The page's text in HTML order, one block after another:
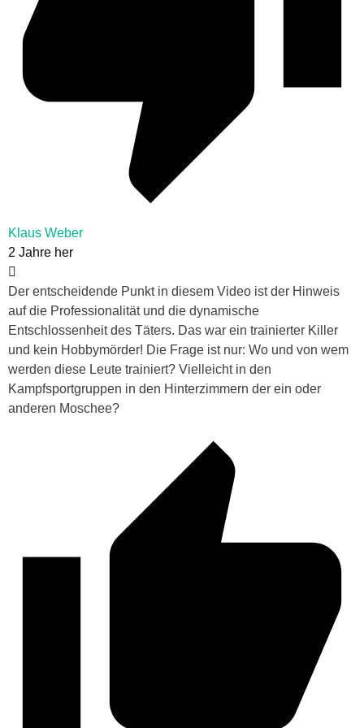
Klaus Weber
2 Jahre her
Der entscheidende Punkt in diesem Video ist der Hinweis
auf die Professionalität und die dynamische
Entschlossenheit des Täters. Das war ein trainierter Killer
und kein Hobbymörder! Die Frage ist nur: Wo und von wem
werden diese Leute trainiert? Vielleicht in den
Kampfsportgruppen in den Hinterzimmern der ein oder
anderen Moschee?